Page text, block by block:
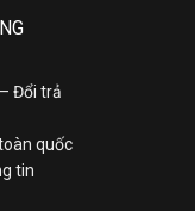
Đổi trả
quốc
tin